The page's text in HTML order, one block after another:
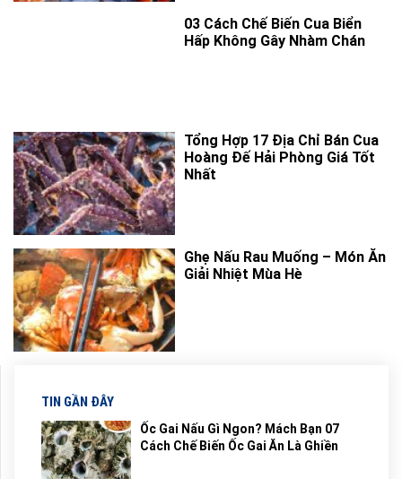
03 Cách Chế Biến Cua Biển
Hấp Không Gây Nhàm Chán
Tổng Hợp 17 Địa Chỉ Bán Cua
Hoàng Đế Hải Phòng Giá Tốt
Nhất
Ghẹ Nấu Rau Muống – Món Ăn
Giải Nhiệt Mùa Hè
TIN GẦN ĐÂY
Ốc Gai Nấu Gì Ngon? Mách Bạn 07
Cách Chế Biến Ốc Gai Ăn Là Ghiền